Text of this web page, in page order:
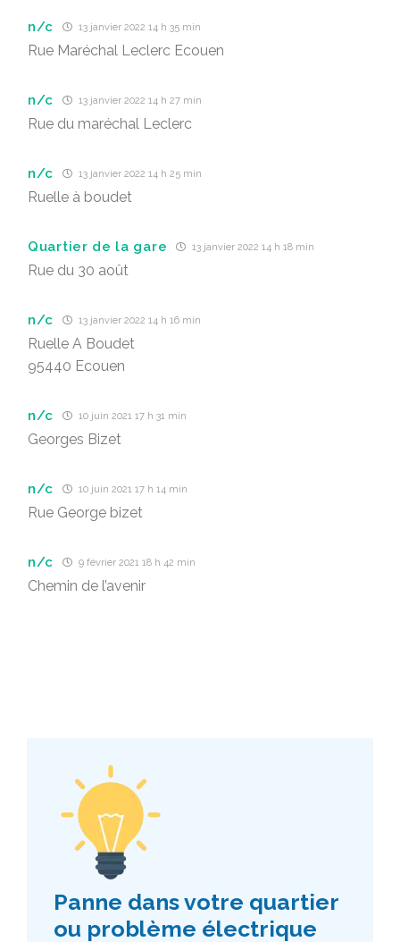
n/c 13 janvier 2022 14 h 35 min
Rue Maréchal Leclerc Ecouen
n/c 13 janvier 2022 14 h 27 min
Rue du maréchal Leclerc
n/c 13 janvier 2022 14 h 25 min
Ruelle à boudet
Quartier de la gare 13 janvier 2022 14 h 18 min
Rue du 30 août
n/c 13 janvier 2022 14 h 16 min
Ruelle A Boudet
95440 Ecouen
n/c 10 juin 2021 17 h 31 min
Georges Bizet
n/c 10 juin 2021 17 h 14 min
Rue George bizet
n/c 9 février 2021 18 h 42 min
Chemin de l’avenir
Panne dans votre quartier
ou problème électrique